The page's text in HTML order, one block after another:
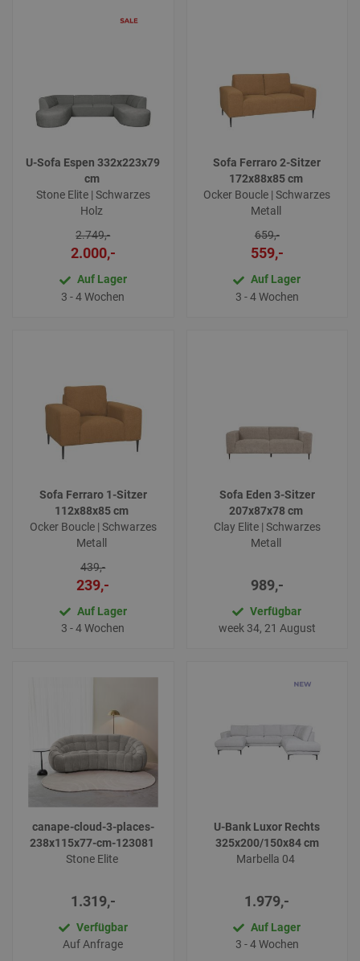
U-Sofa Espen 332x223x79
cm
Stone Elite | Schwarzes
Holz
2.749,-
2.000,-
Auf Lager
3 - 4 Wochen
Sofa Ferraro 2-Sitzer
172x88x85 cm
Ocker Boucle | Schwarzes
Metall
659,-
559,-
Auf Lager
3 - 4 Wochen
Sofa Ferraro 1-Sitzer
112x88x85 cm
Ocker Boucle | Schwarzes
Metall
439,-
239,-
Auf Lager
3 - 4 Wochen
Sofa Eden 3-Sitzer
207x87x78 cm
Clay Elite | Schwarzes
Metall
989,-
Verfügbar
week 34, 21 August
canape-cloud-3-places-
238x115x77-cm-123081
Stone Elite
1.319,-
Verfügbar
Auf Anfrage
U-Bank Luxor Rechts
325x200/150x84 cm
Marbella 04
1.979,-
Auf Lager
3 - 4 Wochen